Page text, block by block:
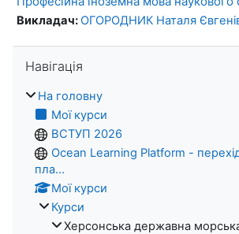
Викладач:ОГОРОДНИК Наталя
Навігація
На головну
Мої курси
ВСТУП 2026
Ocean Learning Platform -
пла...
Мої курси
Курси
Херсонська державна